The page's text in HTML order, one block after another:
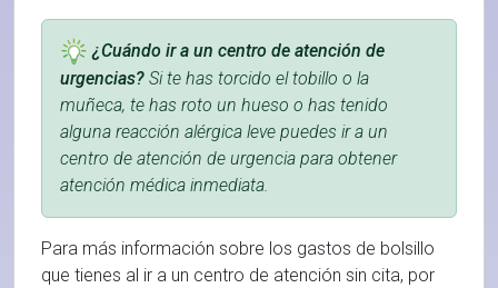
¿Cuándo ir a un centro de atención de
urgencias? Si te has torcido el tobillo o la
muñeca, te has roto un hueso o has tenido
alguna reacción alérgica leve puedes ir a un
centro de atención de urgencia para obtener
atención médica inmediata.
Para más información sobre los gastos de bolsillo
que tienes al ir a un centro de atención sin cita, por